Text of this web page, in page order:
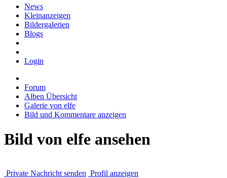
News
Kleinanzeigen
Bildergalerien
Blogs
Login
Forum
Alben Übersicht
Galerie von elfe
Bild und Kommentare anzeigen
Bild von elfe ansehen
Private Nachricht senden Profil anzeigen